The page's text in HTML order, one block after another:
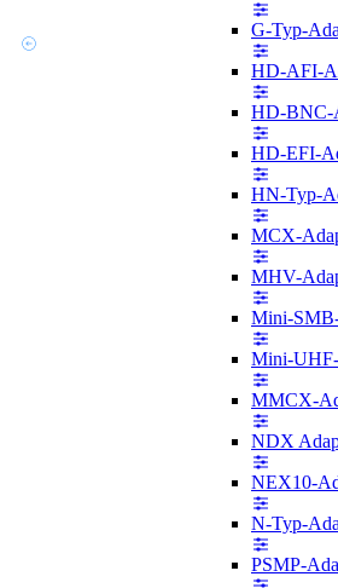
G-Typ-
HD-AFI-
HD-BNC-
HD-EFI-
HN-Typ-
MCX-
MHV-
Mini-
Mini-
MMCX-
NDX
NEX10-
N-Typ-
PSMP-